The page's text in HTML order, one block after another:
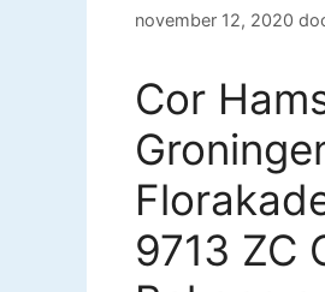
november 12, 2020
Cor
9713 ZC